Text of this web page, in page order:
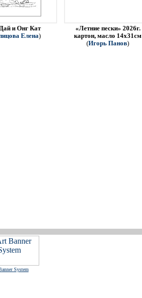
и Онг Кат
Елена)
«Летние пески» 2026г.
картон, масло 14х31см
(Игорь Панов)
System